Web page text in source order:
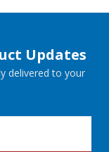
Updates
delivered to your